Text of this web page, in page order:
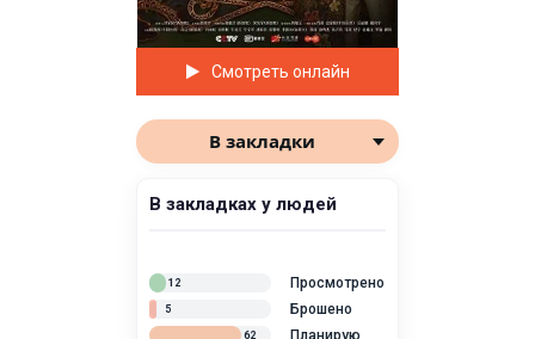
Смотреть онлайн
В закладки
В закладках у людей
Просмотрено
12
Брошено
5
Планирую
62